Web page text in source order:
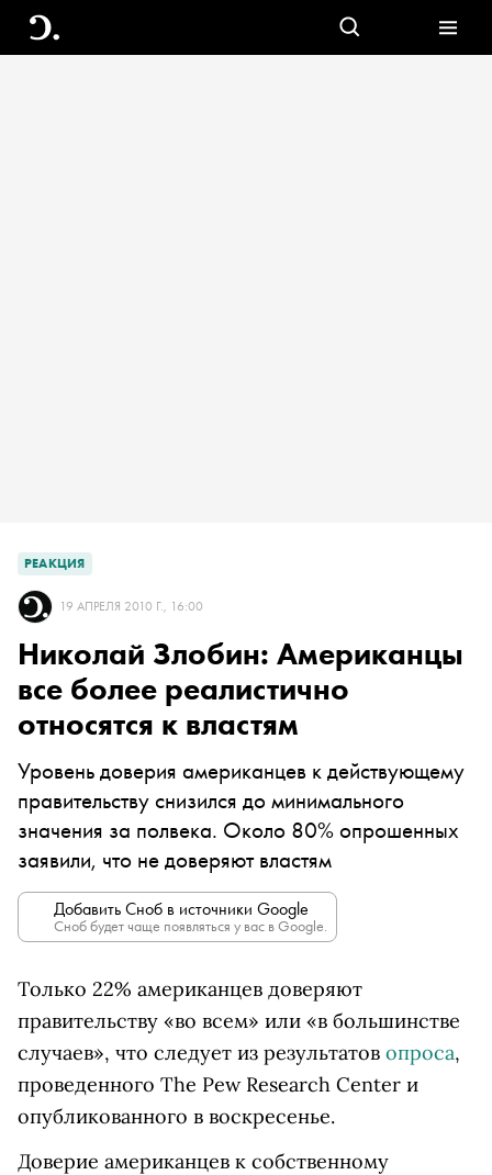
РЕАКЦИЯ
19 АПРЕЛЯ 2010 Г., 16:00
Николай Злобин: Американцы
все более реалистично
относятся к властям
Уровень доверия американцев к действующему
правительству снизился до минимального
значения за полвека. Около 80% опрошенных
заявили, что не доверяют властям
Добавить Сноб в источники Google
Сноб будет чаще появляться у вас в Google.
Только 22% американцев доверяют
правительству «во всем» или «в большинстве
случаев», что следует из результатов опроса,
проведенного The Pew Research Center и
опубликованного в воскресенье.
Доверие американцев к собственному